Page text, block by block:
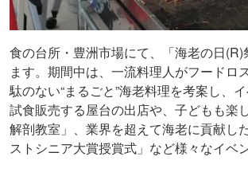
食の台所・豊洲市場にて、「海老の日
ます。期間中は、一流料理人がフードロ
駄のない“まるごと”海老料理を考案し、
試食販売する屋台の出店や、子どもも楽
解剖教室」、業界を超えて海老に貢献し
ストシニア大賞授賞式」など様々なイベ